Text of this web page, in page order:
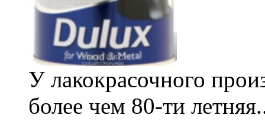
У лакокрасочного
более чем 80-ти